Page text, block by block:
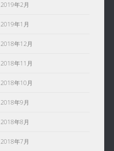
2019年2月
2019年1月
2018年12月
2018年11月
2018年10月
2018年9月
2018年8月
2018年7月